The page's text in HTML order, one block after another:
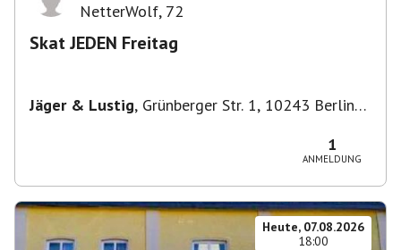
NetterWolf, 72
Skat JEDEN Freitag
Jäger & Lustig, Grünberger Str. 1, 10243 Berlin-
1
ANMELDUNG
Heute, 07.08.2026
18:00